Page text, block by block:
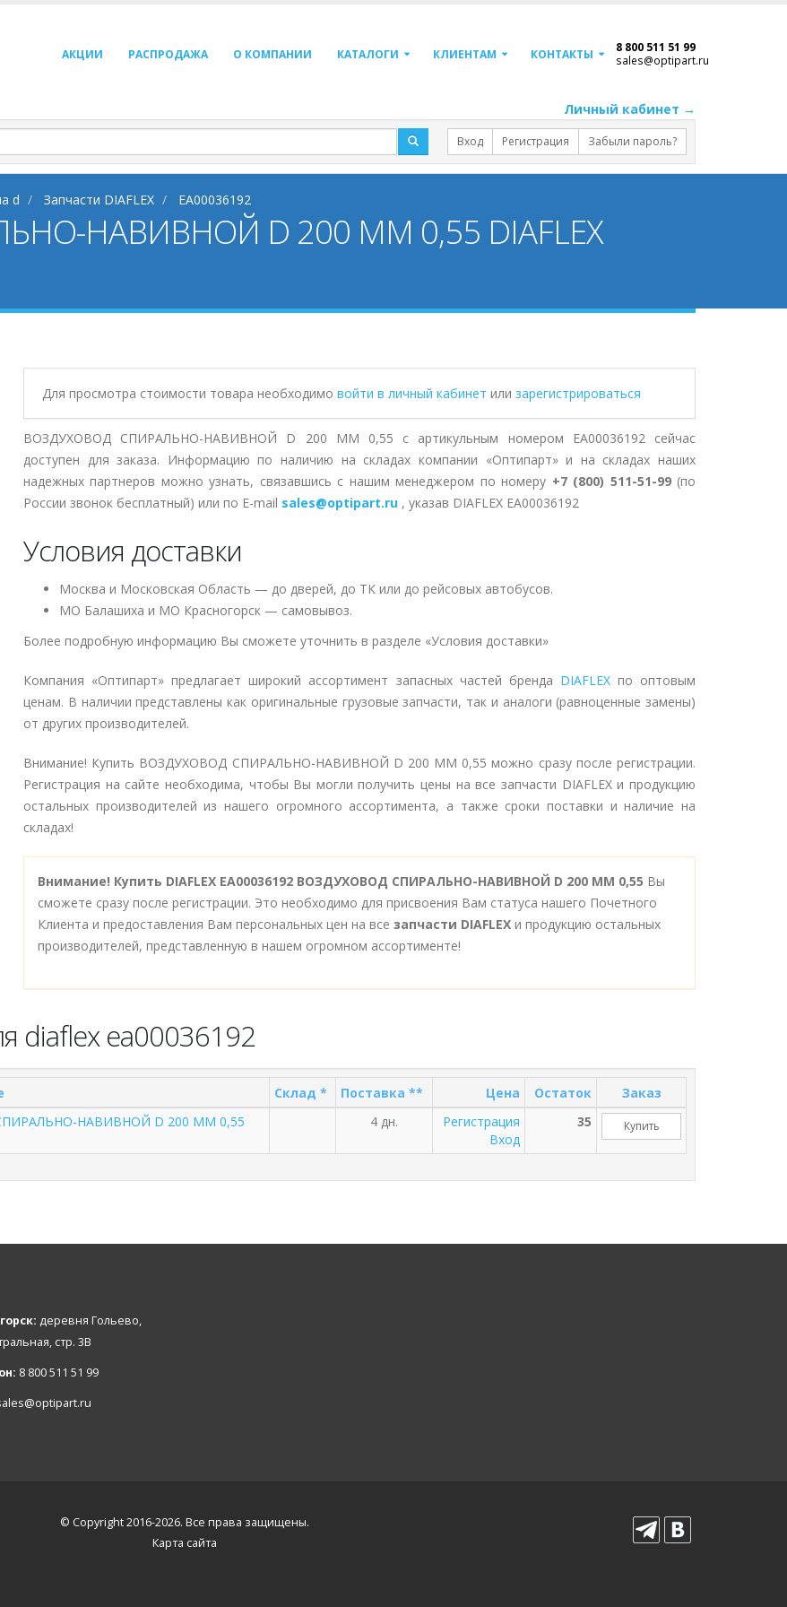
АКЦИИ РАСПРОДАЖА О КОМПАНИИ КАТАЛОГИ КЛИЕНТАМ КОНТАКТЫ 8 800 511 51 99
sales@optipart.ru
Личный кабинет →
Вход Регистрация Забыли пароль?
d Запчасти DIAFLEX EA00036192
НАВИВНОЙ D 200 ММ 0,55 DIAFLEX
Для просмотра стоимости товара необходимо войти в личный кабинет или зарегистрироваться
ВОЗДУХОВОД СПИРАЛЬНО-НАВИВНОЙ D 200 ММ 0,55 с артикульным номером EA00036192 сейчас
доступен для заказа. Информацию по наличию на складах компании «Оптипарт» и на складах наших
надежных партнеров можно узнать, связавшись с нашим менеджером по номеру +7 (800) 511-51-99(по
России звонок бесплатный) или по E-mail sales@optipart.ru , указав DIAFLEX EA00036192
Условия доставки
Москва и Московская Область — до дверей, до ТК или до рейсовых автобусов.
МО Балашиха и МО Красногорск — самовывоз.
Более подробную информацию Вы сможете уточнить в разделе «Условия доставки»
Компания «Оптипарт» предлагает широкий ассортимент запасных частей бренда DIAFLEXпо оптовым
ценам. В наличии представлены как оригинальные грузовые запчасти, так и аналоги (равноценные замены)
от других производителей.
Внимание! Купить ВОЗДУХОВОД СПИРАЛЬНО-НАВИВНОЙ D 200 ММ 0,55 можно сразу после регистрации.
Регистрация на сайте необходима, чтобы Вы могли получить цены на все запчасти DIAFLEX и продукцию
остальных производителей из нашего огромного ассортимента, а также сроки поставки и наличие на
складах!
Внимание! Купить DIAFLEX EA00036192 ВОЗДУХОВОД СПИРАЛЬНО-НАВИВНОЙ D 200 ММ 0,55 Вы
сможете сразу после регистрации. Это необходимо для присвоения Вам статуса нашего Почетного
Клиента и предоставления Вам персональных цен на все запчасти DIAFLEX и продукцию остальных
производителей, представленную в нашем огромном ассортименте!
diaflex ea00036192
Склад * Поставка ** Цена Остаток
Заказ
НАВИВНОЙ D 200 ММ 0,55 4 дн.
Регистрация
Вход
35 Купить
деревня Гольево,
стр. 3В
8 800 511 51 99
© Copyright 2016-2026. Все права защищены.
Карта сайта